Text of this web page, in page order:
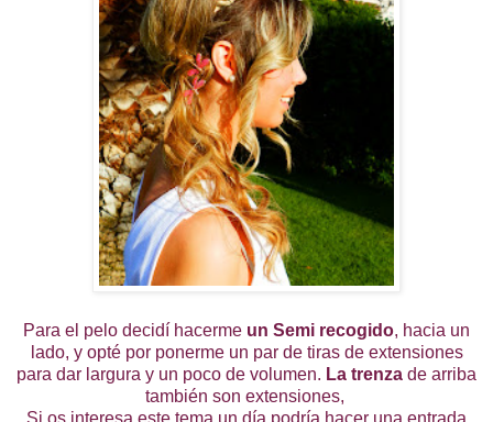
Para el pelo decidí hacerme un Semi recogido, hacia un
lado, y opté por ponerme un par de tiras de extensiones
para dar largura y un poco de volumen. La trenza de arriba
también son extensiones,
Si os interesa este tema un día podría hacer una entrada